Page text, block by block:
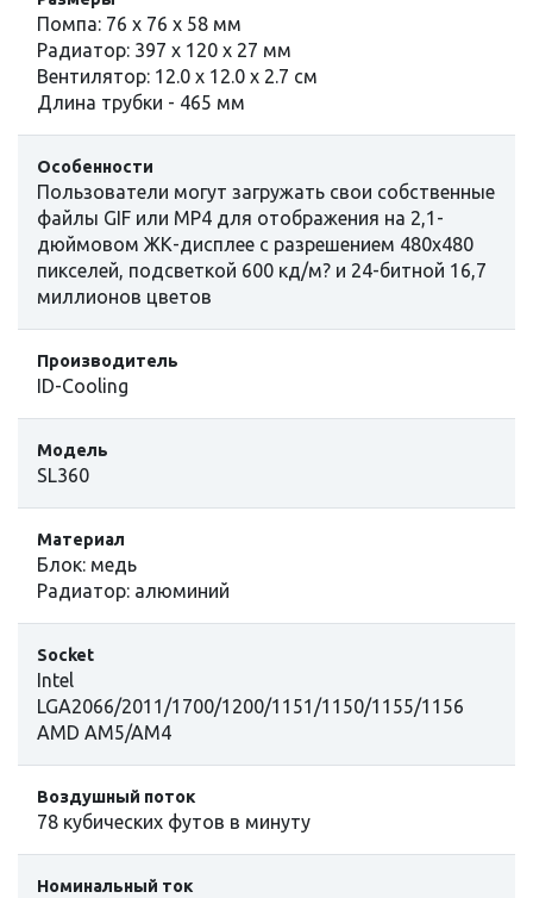
Помпа: 76 х 76 х 58 мм
Радиатор: 397 x 120 x 27 мм
Вентилятор: 12.0 х 12.0 х 2.7 cм
Длина трубки - 465 мм
Особенности
Пользователи могут загружать свои собственные
файлы GIF или MP4 для отображения на 2,1-
дюймовом ЖК-дисплее с разрешением 480x480
пикселей, подсветкой 600 кд/м? и 24-битной 16,7
миллионов цветов
Производитель
ID-Cooling
Модель
SL360
Материал
Блок: медь
Pадиатор: алюминий
Socket
Intel
LGA2066/2011/1700/1200/1151/1150/1155/1156
AMD AM5/AM4
Воздушный поток
78 кубических футов в минуту
Номинальный ток